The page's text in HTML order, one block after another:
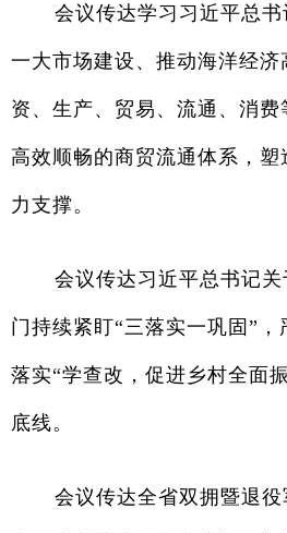
会议传达学习习近平总
一大市场建设、推动海洋经
资、生产、贸易、流通、消
高效顺畅的商贸流通体系，
力支撑。
会议传达习近平总书记
门持续紧盯“三落实一巩固”
落实“学查改，促进乡村全面
底线。
会议传达全省双拥暨退